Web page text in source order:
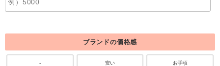
ブランドの価格感
- 安い お手頃